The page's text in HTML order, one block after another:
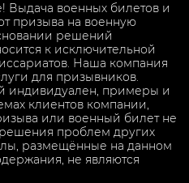
военных билетов и
призыва на военную
решений
к исключительной
Наша компания
для призывников.
индивидуален, примеры и
клиентов компании,
или военный билет не
проблем других
размещённые на данном
не являются